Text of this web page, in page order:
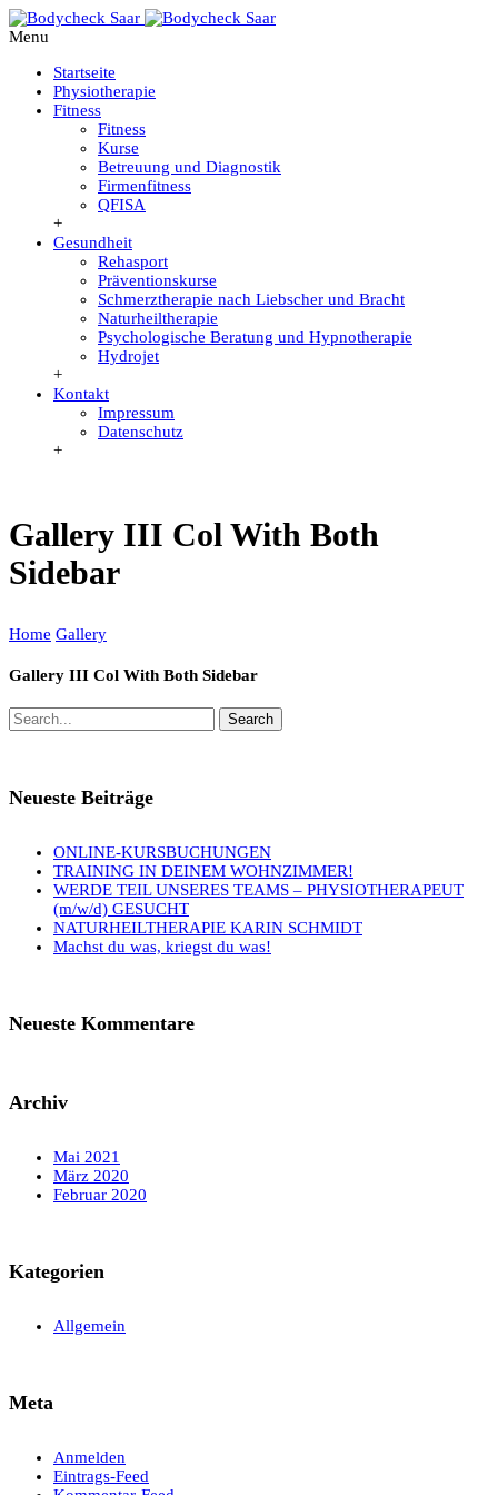
Menu
Startseite
Physiotherapie
Fitness
Fitness
Kurse
Betreuung und Diagnostik
Firmenfitness
QFISA
+
Gesundheit
Rehasport
Präventionskurse
Schmerztherapie nach Liebscher und Bracht
Naturheiltherapie
Psychologische Beratung und Hypnotherapie
Hydrojet
+
Kontakt
Impressum
Datenschutz
+
Gallery III Col With Both
Sidebar
Home Gallery
Gallery III Col With Both Sidebar
Neueste Beiträge
ONLINE-KURSBUCHUNGEN
TRAINING IN DEINEM WOHNZIMMER!
WERDE TEIL UNSERES TEAMS – PHYSIOTHERAPEUT
(m/w/d) GESUCHT
NATURHEILTHERAPIE KARIN SCHMIDT
Machst du was, kriegst du was!
Neueste Kommentare
Archiv
Mai 2021
März 2020
Februar 2020
Kategorien
Allgemein
Meta
Anmelden
Eintrags-Feed